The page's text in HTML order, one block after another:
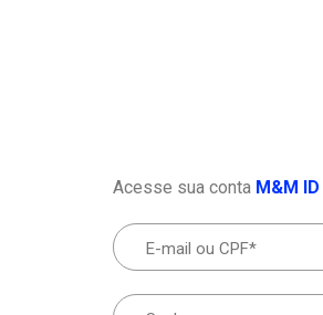
Acesse sua conta M&M ID